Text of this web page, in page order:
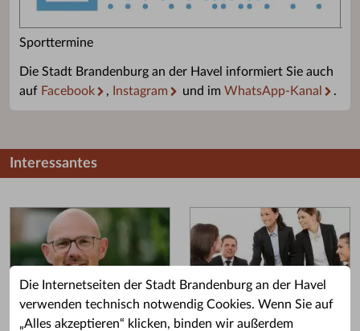
Die Internetseiten der Stadt Brandenburg an der Havel
verwenden technisch notwendig Cookies. Wenn Sie auf
„Alles akzeptieren“ klicken, binden wir außerdem
Sporttermine
Die Stadt Brandenburg an der Havel informiert Sie auch
auf Facebook , Instagram und im WhatsApp-Kanal .
Interessantes